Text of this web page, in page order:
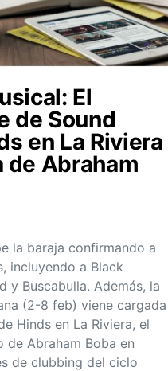
El
de Sound
en La Riviera
de Abraham
la baraja confirmando a
incluyendo a Black
y Buscabulla. Además, la
(2-8 feb) viene cargada
Hinds en La Riviera, el
de Abraham Boba en
de clubbing del ciclo